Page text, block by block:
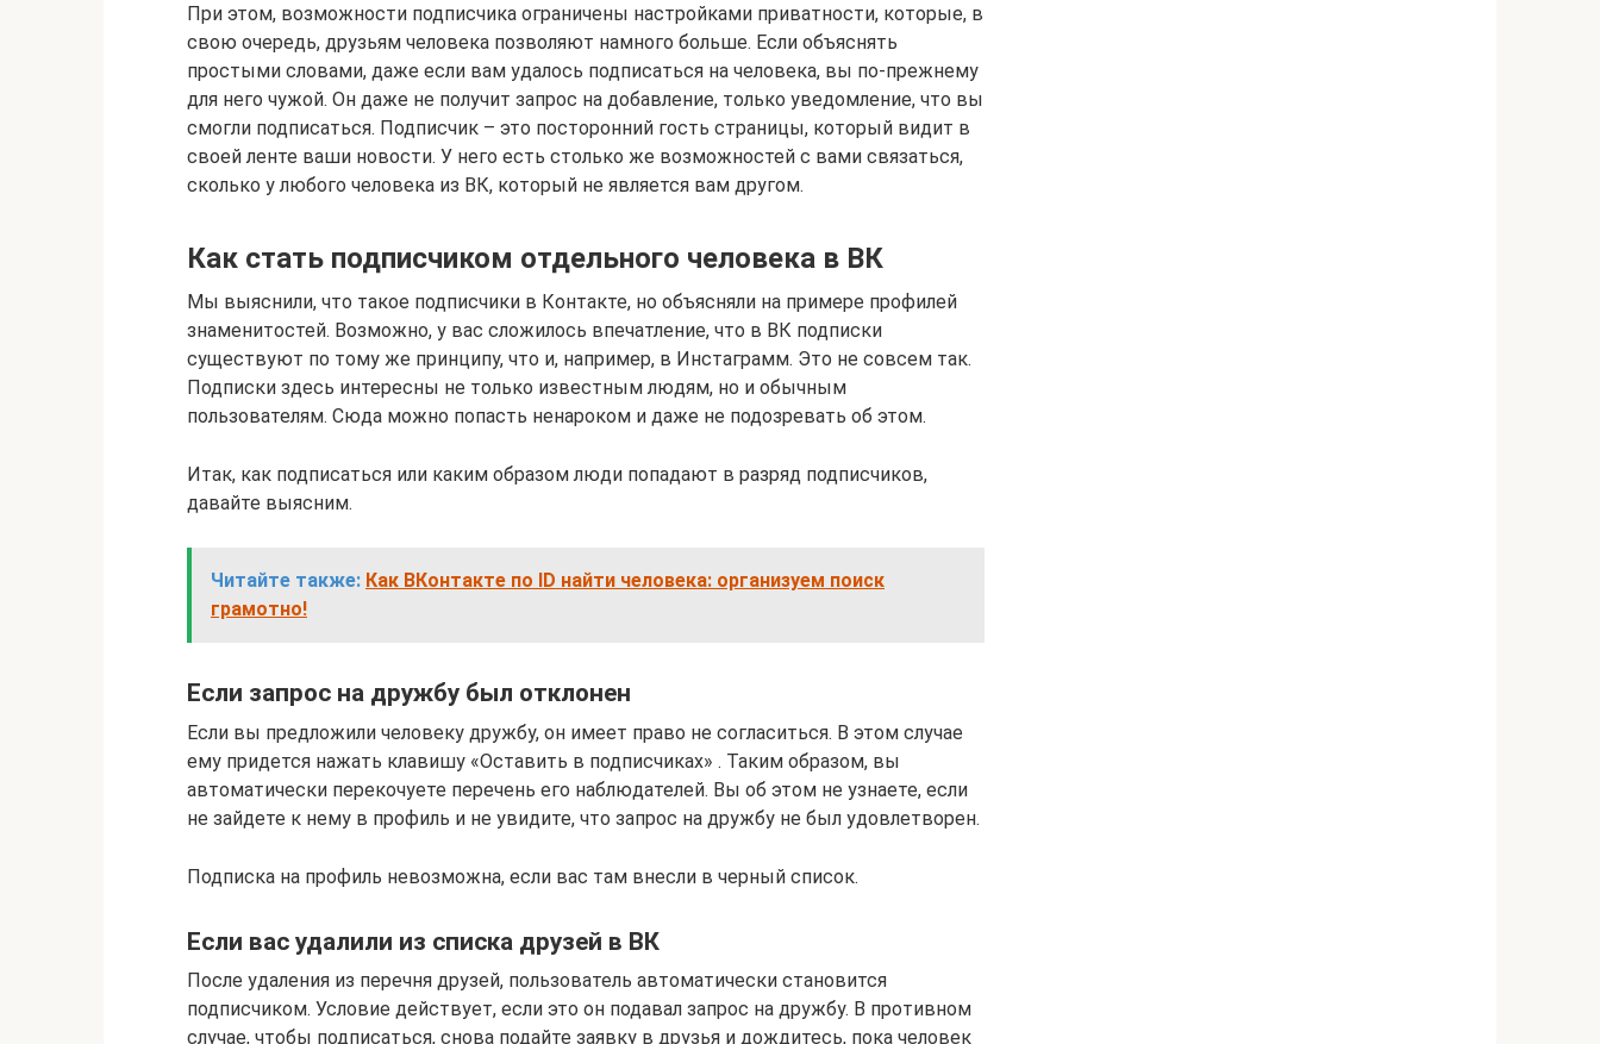
При этом, возможности подписчика ограничены настройками приватности, которые, в
свою очередь, друзьям человека позволяют намного больше. Если объяснять
простыми словами, даже если вам удалось подписаться на человека, вы по-прежнему
для него чужой. Он даже не получит запрос на добавление, только уведомление, что вы
смогли подписаться. Подписчик – это посторонний гость страницы, который видит в
своей ленте ваши новости. У него есть столько же возможностей с вами связаться,
сколько у любого человека из ВК, который не является вам другом.
Как стать подписчиком отдельного человека в ВК
Мы выяснили, что такое подписчики в Контакте, но объясняли на примере профилей
знаменитостей. Возможно, у вас сложилось впечатление, что в ВК подписки
существуют по тому же принципу, что и, например, в Инстаграмм. Это не совсем так.
Подписки здесь интересны не только известным людям, но и обычным
пользователям. Сюда можно попасть ненароком и даже не подозревать об этом.
Итак, как подписаться или каким образом люди попадают в разряд подписчиков,
давайте выясним.
Читайте также: Как ВКонтакте по ID найти человека: организуем поиск
грамотно!
Если запрос на дружбу был отклонен
Если вы предложили человеку дружбу, он имеет право не согласиться. В этом случае
ему придется нажать клавишу «Оставить в подписчиках» . Таким образом, вы
автоматически перекочуете перечень его наблюдателей. Вы об этом не узнаете, если
не зайдете к нему в профиль и не увидите, что запрос на дружбу не был удовлетворен.
Подписка на профиль невозможна, если вас там внесли в черный список.
Если вас удалили из списка друзей в ВК
После удаления из перечня друзей, пользователь автоматически становится
подписчиком. Условие действует, если это он подавал запрос на дружбу. В противном
случае, чтобы подписаться, снова подайте заявку в друзья и дождитесь, пока человек